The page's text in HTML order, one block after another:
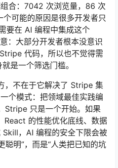
合：7042 次浏览量，86 次
个可能的原因是很多开发者只
要在 AI 编程中集成这个
：大部分开发者根本没意识
代码，所以也不觉得需
是一个筛选门槛。
，不在于它解决了 Stripe 集
个模式：把领域最佳实践编
Stripe 只是一个开始。如果
React 的性能优化底线、数据
，AI 编程的安全下限会被
聪明”，而是“人类把已知的坑